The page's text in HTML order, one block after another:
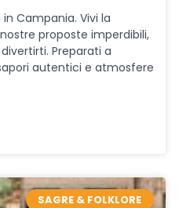
Campania. Vivi la
proposte imperdibili,
Preparati a
autentici e atmosfere
SAGRE & FOLKLORE